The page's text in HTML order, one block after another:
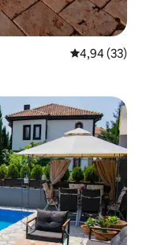
5 üzerinden
4,94 (33)